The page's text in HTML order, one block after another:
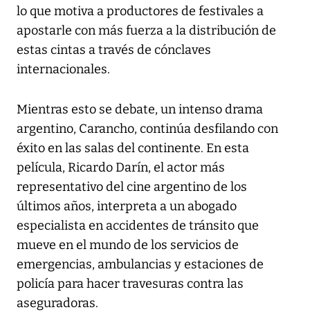
lo que motiva a productores de festivales a
apostarle con más fuerza a la distribución de
estas cintas a través de cónclaves
internacionales.
Mientras esto se debate, un intenso drama
argentino, Carancho, continúa desfilando con
éxito en las salas del continente. En esta
película, Ricardo Darín, el actor más
representativo del cine argentino de los
últimos años, interpreta a un abogado
especialista en accidentes de tránsito que
mueve en el mundo de los servicios de
emergencias, ambulancias y estaciones de
policía para hacer travesuras contra las
aseguradoras.